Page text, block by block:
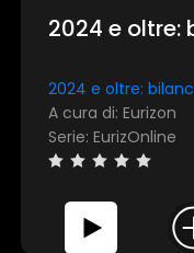
2024 e oltre:
2024 e oltre:
A cura di: Eurizon
Serie: EurizOnline